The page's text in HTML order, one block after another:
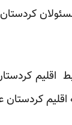
اقلیم
اقلیم